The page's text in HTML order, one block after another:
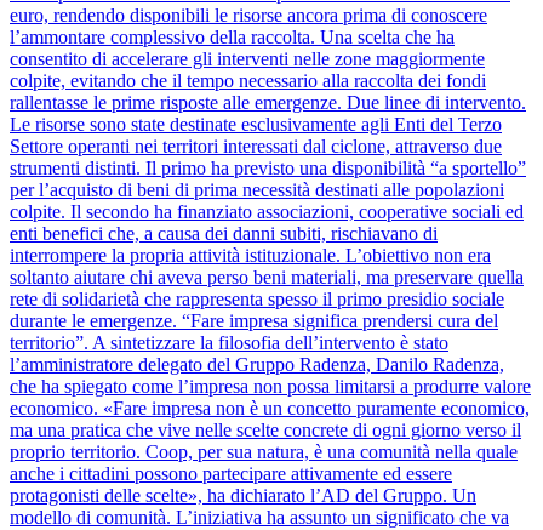
euro, rendendo disponibili le risorse ancora prima di conoscere
l’ammontare complessivo della raccolta. Una scelta che ha
consentito di accelerare gli interventi nelle zone maggiormente
colpite, evitando che il tempo necessario alla raccolta dei fondi
rallentasse le prime risposte alle emergenze. Due linee di intervento.
Le risorse sono state destinate esclusivamente agli Enti del Terzo
Settore operanti nei territori interessati dal ciclone, attraverso due
strumenti distinti. Il primo ha previsto una disponibilità “a sportello”
per l’acquisto di beni di prima necessità destinati alle popolazioni
colpite. Il secondo ha finanziato associazioni, cooperative sociali ed
enti benefici che, a causa dei danni subiti, rischiavano di
interrompere la propria attività istituzionale. L’obiettivo non era
soltanto aiutare chi aveva perso beni materiali, ma preservare quella
rete di solidarietà che rappresenta spesso il primo presidio sociale
durante le emergenze. “Fare impresa significa prendersi cura del
territorio”. A sintetizzare la filosofia dell’intervento è stato
l’amministratore delegato del Gruppo Radenza, Danilo Radenza,
che ha spiegato come l’impresa non possa limitarsi a produrre valore
economico. «Fare impresa non è un concetto puramente economico,
ma una pratica che vive nelle scelte concrete di ogni giorno verso il
proprio territorio. Coop, per sua natura, è una comunità nella quale
anche i cittadini possono partecipare attivamente ed essere
protagonisti delle scelte», ha dichiarato l’AD del Gruppo. Un
modello di comunità. L’iniziativa ha assunto un significato che va